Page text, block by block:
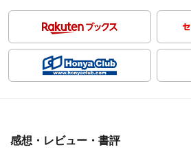
感想・レビュー・書評